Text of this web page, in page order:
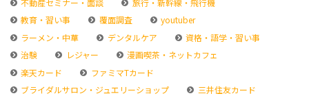
教育・習い事
覆面調査
youtuber
ラーメン・中華
デンタルケア
資格・語学・習い事
治験
レジャー
漫画喫茶・ネットカフェ
楽天カード
ファミマTカード
ブライダルサロン・ジュエリーショップ
三井住友カード